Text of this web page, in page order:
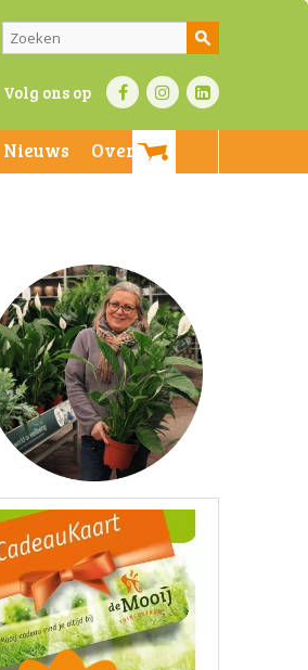
Volg ons op
Nieuws
Over ons